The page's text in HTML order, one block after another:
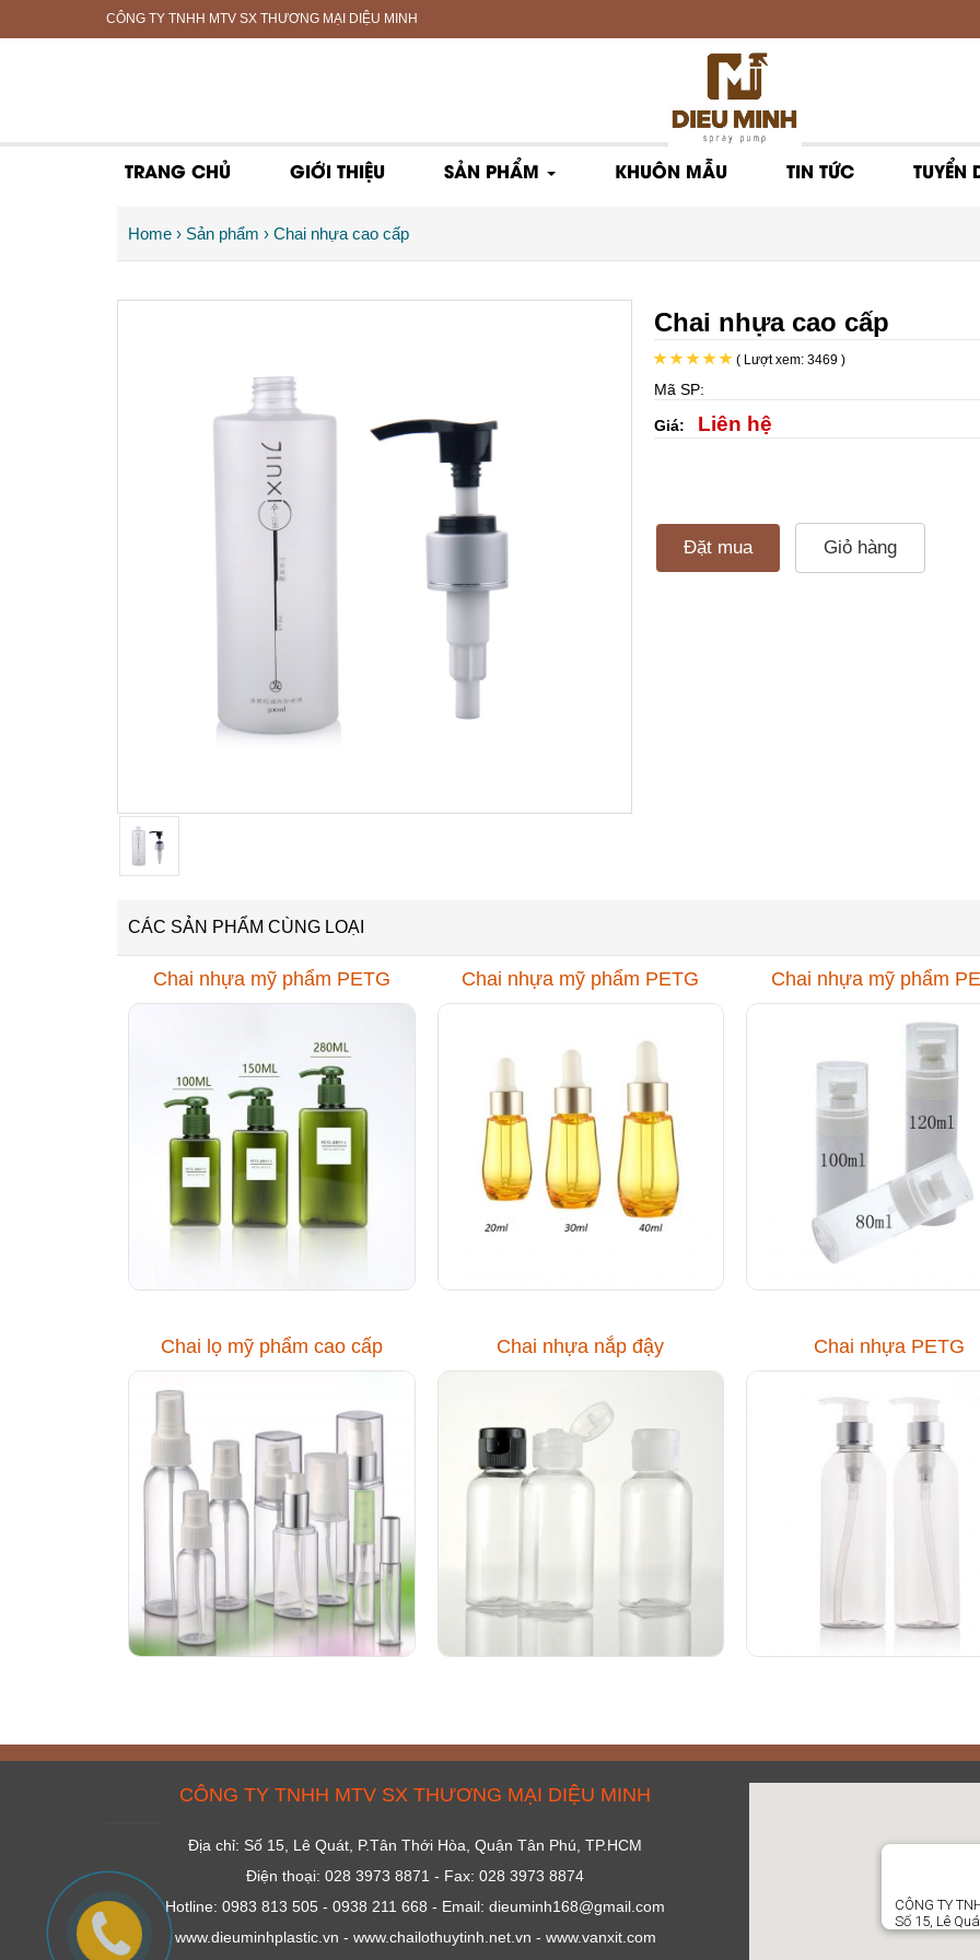
CÔNG TY TNHH MTV SX THƯƠNG MẠI DIỆU MINH
TRANG CHỦ GIỚI THIỆU SẢN PHẨM KHUÔN MẪU TIN TỨC TUYỂN
Home › Sản phẩm › Chai nhựa cao cấp
Chai nhựa cao cấp
( Lượt xem: 3469 )
Mã SP:
Giá: Liên hệ
Đặt mua Giỏ hàng
CÁC SẢN PHẨM CÙNG LOẠI
Chai nhựa mỹ phẩm PETG Chai nhựa mỹ phẩm PETG Chai nhựa mỹ phẩm
Chai lọ mỹ phẩm cao cấp Chai nhựa nắp đậy Chai nhựa PETG
CÔNG TY TNHH MTV SX THƯƠNG MẠI DIỆU MINH
Địa chỉ: Số 15, Lê Quát, P.Tân Thới Hòa, Quận Tân Phú, TP.HCM
Điện thoại: 028 3973 8871 - Fax: 028 3973 8874
Hotline: 0983 813 505 - 0938 211 668 - Email: dieuminh168@gmail.com
www.dieuminhplastic.vn - www.chailothuytinh.net.vn - www.vanxit.com
CÔNG TY
Số 15, Lê